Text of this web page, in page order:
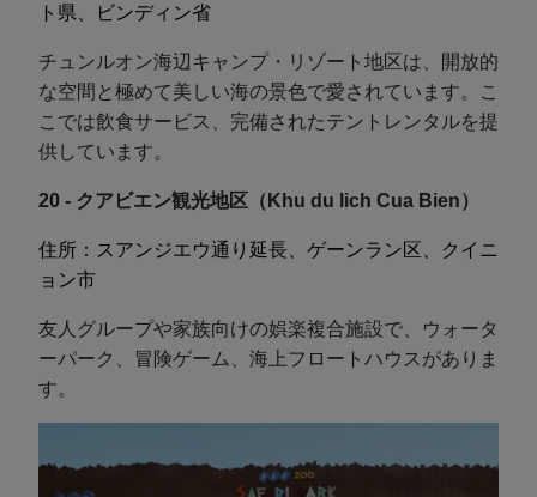
ト県、ビンディン省
チュンルオン海辺キャンプ・リゾート地区は、開放的
な空間と極めて美しい海の景色で愛されています。こ
こでは飲食サービス、完備されたテントレンタルを提
供しています。
20 - クアビエン観光地区（Khu du lich Cua Bien）
住所：スアンジエウ通り延長、ゲーンラン区、クイニ
ョン市
友人グループや家族向けの娯楽複合施設で、ウォータ
ーパーク、冒険ゲーム、海上フロートハウスがありま
す。